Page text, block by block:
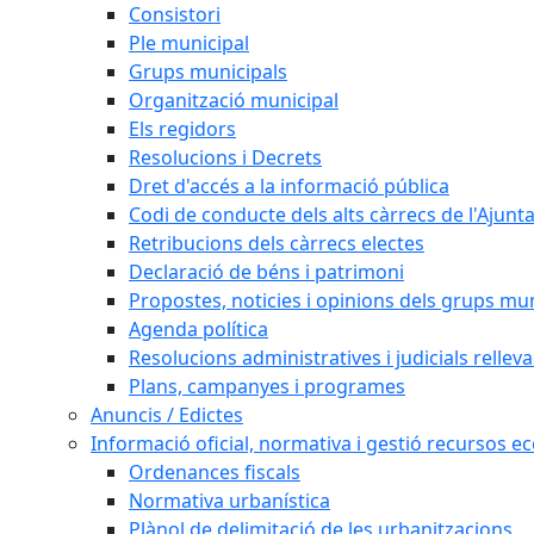
Consistori
Ple municipal
Grups municipals
Organització municipal
Els regidors
Resolucions i Decrets
Dret d'accés a la informació pública
Codi de conducte dels alts càrrecs de
Retribucions dels càrrecs electes
Declaració de béns i patrimoni
Propostes, noticies i opinions dels grups
Agenda política
Resolucions administratives i judicials
Plans, campanyes i programes
Anuncis / Edictes
Informació oficial, normativa i gestió recursos
Ordenances fiscals
Normativa urbanística